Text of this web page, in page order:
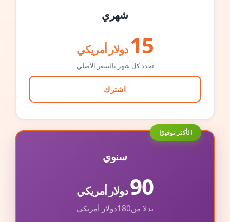
شهري
15 دولار أمريكي
تجدد كل شهر بالسعر الأصلي
اشترك
الأكثر توفيرًا
سنوي
90دولار أمريكي
بدلا من180دولار أمريكي